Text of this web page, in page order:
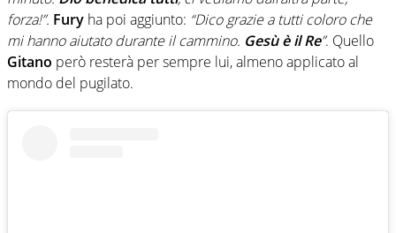
forza!”. Fury ha poi aggiunto: “Dico grazie a tutti coloro che
mi hanno aiutato durante il cammino. Gesù è il Re”. Quello
Gitano però resterà per sempre lui, almeno applicato al
mondo del pugilato.